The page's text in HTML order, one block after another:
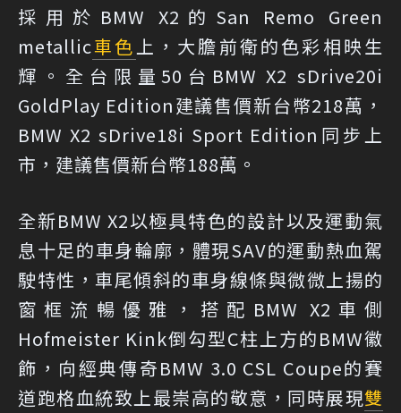
採用於BMW X2的San Remo Green
metallic車色上，大膽前衛的色彩相映生
輝。全台限量50台BMW X2 sDrive20i
GoldPlay Edition建議售價新台幣218萬，
BMW X2 sDrive18i Sport Edition同步上
市，建議售價新台幣188萬。
全新BMW X2以極具特色的設計以及運動氣
息十足的車身輪廓，體現SAV的運動熱血駕
駛特性，車尾傾斜的車身線條與微微上揚的
窗框流暢優雅，搭配BMW X2車側
Hofmeister Kink倒勾型C柱上方的BMW徽
飾，向經典傳奇BMW 3.0 CSL Coupe的賽
道跑格血統致上最崇高的敬意，同時展現雙